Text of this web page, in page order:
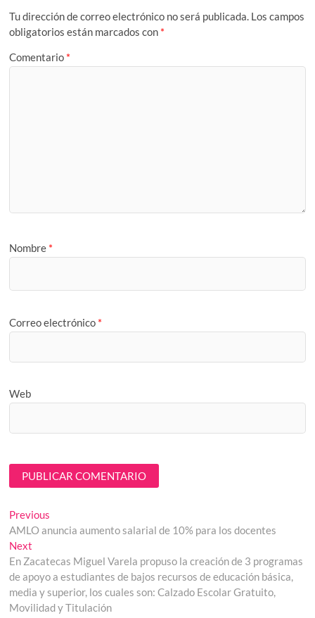
Tu dirección de correo electrónico no será publicada. Los campos
obligatorios están marcados con *
Comentario *
Nombre *
Correo electrónico *
Web
Navegación
de
entradas
Previous
post:
AMLO anuncia aumento salarial de 10% para los docentes
Next
post:
En Zacatecas Miguel Varela propuso la creación de 3 programas
de apoyo a estudiantes de bajos recursos de educación básica,
media y superior, los cuales son: Calzado Escolar Gratuito,
Movilidad y Titulación